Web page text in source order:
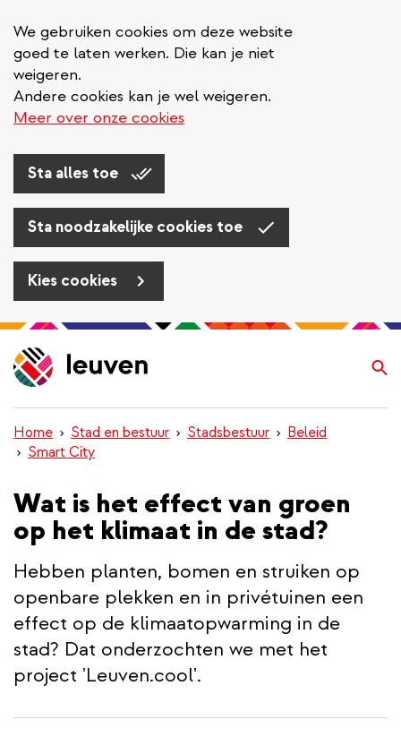
We gebruiken cookies om deze website
goed te laten werken. Die kan je niet
weigeren.
Andere cookies kan je wel weigeren.
Meer over onze cookies
Sta alles toe
Sta noodzakelijke cookies toe
Kies cookies
Overslaan
en
naar
inhoud
gaan
Home Stad en bestuur Stadsbestuur
Beleid
Smart City
Wat is het effect van groen
op het klimaat in de stad?
Hebben planten, bomen en struiken op
openbare plekken en in privétuinen een
effect op de klimaatopwarming in de
stad? Dat onderzochten we met het
project 'Leuven.cool'.